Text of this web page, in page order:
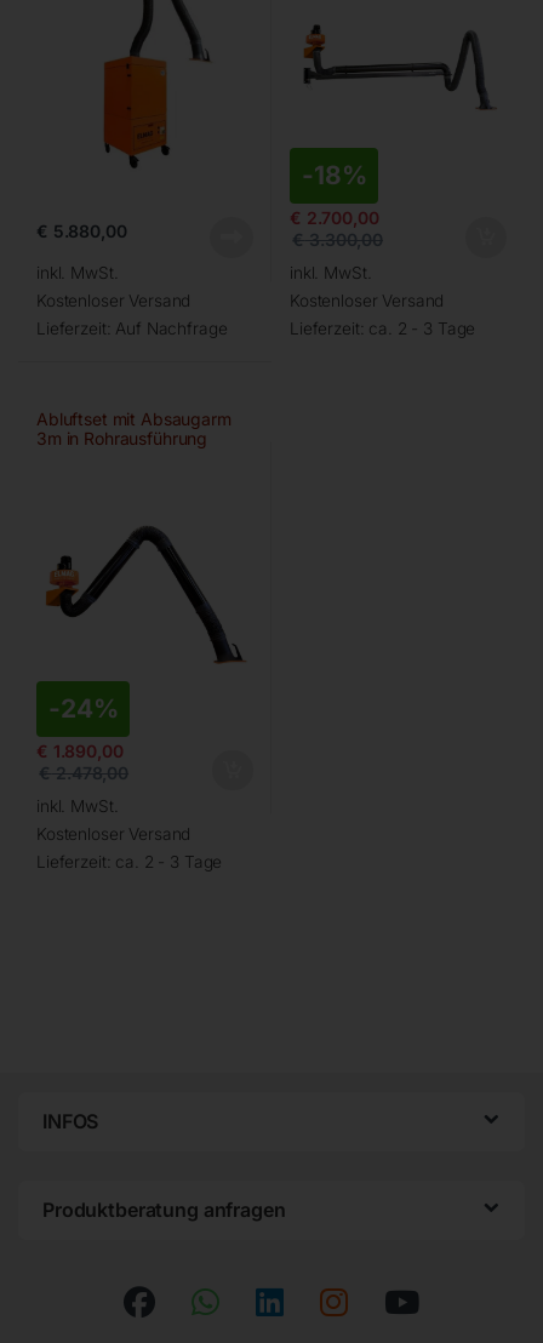
€ 5.880,00
inkl. MwSt.
Kostenloser Versand
Lieferzeit: Auf Nachfrage
-18%
€ 2.700,00
€3.300,00
inkl. MwSt.
Kostenloser Versand
Lieferzeit: ca. 2 - 3 Tage
Abluftset mit Absaugarm
3m in Rohrausführung
-24%
€ 1.890,00
€2.478,00
inkl. MwSt.
Kostenloser Versand
Lieferzeit: ca. 2 - 3 Tage
INFOS
Produktberatung anfragen